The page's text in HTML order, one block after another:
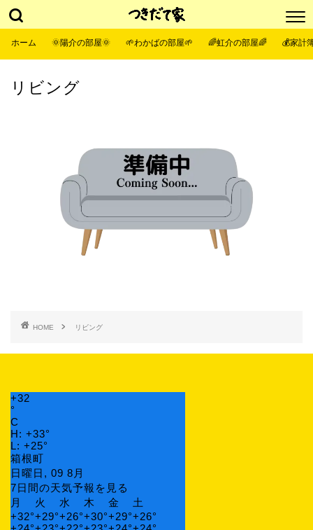
ホーム 🌞陽介の部屋🌞 🌱わかばの部屋🌱 🌈虹介の部屋🌈 💰家計
リビング
HOME リビング
+32
°
C
H: +33°
L: +25°
箱根町
日曜日, 09 8月
7日間の天気予報を見る
月
火 水 木 金
土
+32°+29°+26°+30°+29°+26°